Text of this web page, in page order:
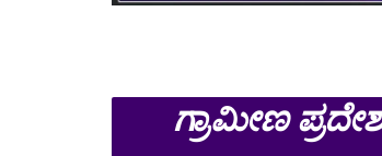
ಗ್ರಾಮೀಣ